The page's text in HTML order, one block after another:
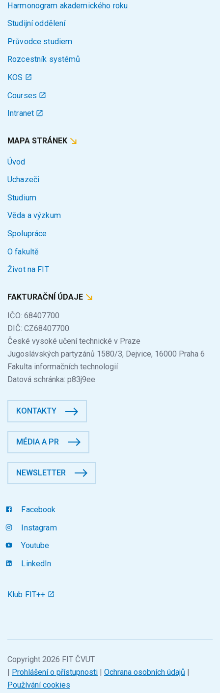
Harmonogram akademického roku
Studijní oddělení
Průvodce studiem
Rozcestník systémů
KOS
Courses
Intranet
MAPA STRÁNEK
Úvod
Uchazeči
Studium
Věda a výzkum
Spolupráce
O fakultě
Život na FIT
FAKTURAČNÍ ÚDAJE
IČO: 68407700
DIČ: CZ68407700
České vysoké učení technické v Praze
Jugoslávských partyzánů 1580/3, Dejvice, 16000 Praha 6
Fakulta informačních technologií
Datová schránka: p83j9ee
KONTAKTY
MÉDIA A PR
NEWSLETTER
Facebook
Instagram
Youtube
LinkedIn
Klub FIT++
Copyright 2026 FIT ČVUT
| Prohlášení o přístupnosti | Ochrana osobních údajů |
Používání cookies